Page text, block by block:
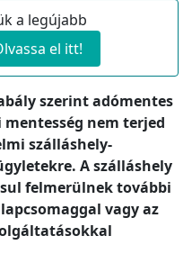
a legújabb
el itt!
szerint adómentes
nem terjed
szálláshely-
A szálláshely
felmerülnek további
vagy az